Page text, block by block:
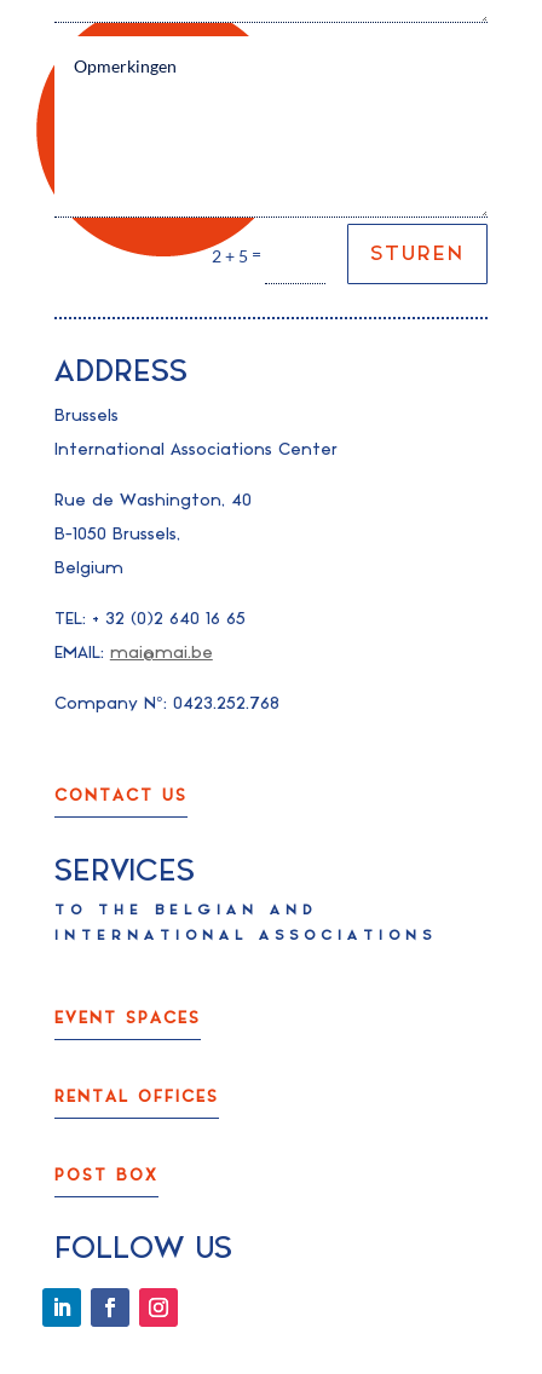
2 + 5 = STUREN
ADDRESS
Brussels
International Associations Center
Rue de Washington, 40
B-1050 Brussels,
Belgium
TEL: + 32 (0)2 640 16 65
EMAIL: mai@mai.be
Company N°: 0423.252.768
CONTACT US
SERVICES
TO THE BELGIAN AND
INTERNATIONAL ASSOCIATIONS
EVENT SPACES
RENTAL OFFICES
POST BOX
FOLLOW US